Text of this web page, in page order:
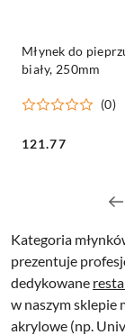
Młynek do
biały, 250mm
(0)
Cena:
121.77
Kategoria
prezentuje
dedykowane
w naszym sklepie
akrylowe (np.